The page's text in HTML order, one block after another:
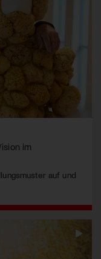
im
auf und